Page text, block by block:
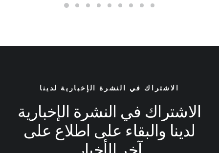
الاشتراك في النشرة الإخبارية لدينا
الاشتراك في النشرة الإخبارية
لدينا والبقاء على اطلاع على